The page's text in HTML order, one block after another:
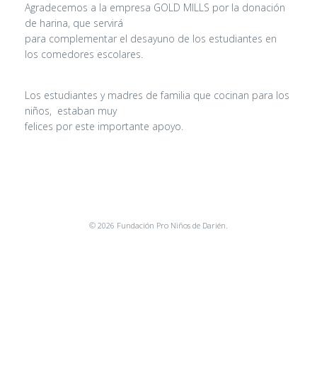
Agradecemos a la empresa GOLD MILLS por la donación
de harina, que servirá
para complementar el desayuno de los estudiantes en
los comedores escolares.
Los estudiantes y madres de familia que cocinan para los
niños, estaban muy
felices por este importante apoyo.
© 2026 Fundación Pro Niños de Darién.